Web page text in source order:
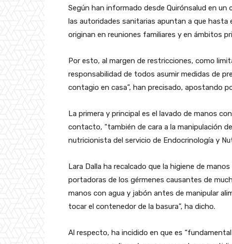
Según han informado desde Quirónsalud en
las autoridades sanitarias apuntan a que
originan en reuniones familiares y en ámbitos
Por esto, al margen de restricciones, como
responsabilidad de todos asumir medidas de
contagio en casa”, han precisado, apostando
La primera y principal es el lavado de manos
contacto, “también de cara a la manipulación
nutricionista del servicio de Endocrinología y
Lara Dalla ha recalcado que la higiene de
portadoras de los gérmenes causantes de
manos con agua y jabón antes de manipular
tocar el contenedor de la basura”, ha dicho.
Al respecto, ha incidido en que es